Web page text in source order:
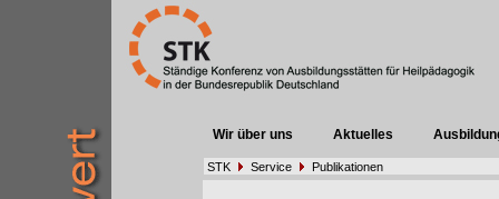
Wir über uns Aktuelles
STK Service Publikationen